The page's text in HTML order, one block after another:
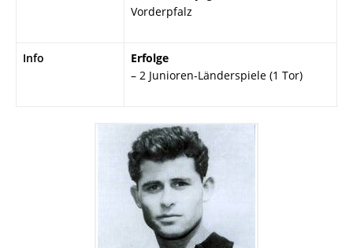
Vorderpfalz
Info
Erfolge
– 2 Junioren-Länderspiele (1 Tor)